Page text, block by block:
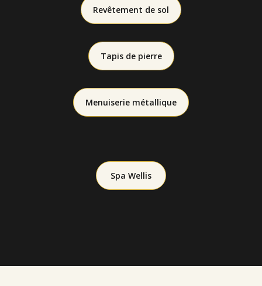
Revêtement de sol
Tapis de pierre
Menuiserie métallique
Spa Wellis